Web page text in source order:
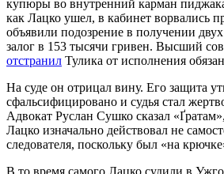
купюры во внутренний карман
как Лацко ушел, в кабинет ворвались
объявили подозрение в получении
залог в 153 тысячи гривен. Высший
отстранил Тулика от исполнения
На суде он отрицал вину. Его защита
сфальсифицировано и судья стал
Адвокат Руслан Сушко сказал
Лацко изначально действовал не
следователя, поскольку был «на